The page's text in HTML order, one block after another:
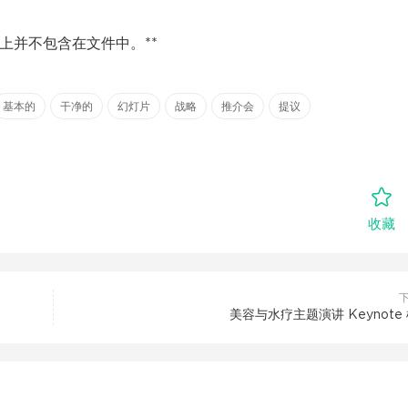
并不包含在文件中。**
基本的 干净的 幻灯片 战略 推介会 提议
收藏
美容与水疗主题演讲 Keynote